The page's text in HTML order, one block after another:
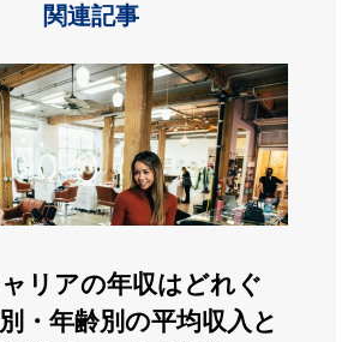
関連記事
リアの年収はどれぐ
・年齢別の平均収入と